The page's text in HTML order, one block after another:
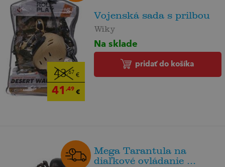
43,67 €
41 ,49 €
Vojenská sada s prilbou
Wiky
Na sklade
pridať do košíka
Mega Tarantula na
diaľkové ovládanie ...